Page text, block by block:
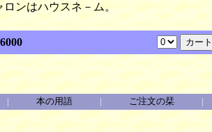
ンはハウスネ－ム。
本の用語 ご注文の栞